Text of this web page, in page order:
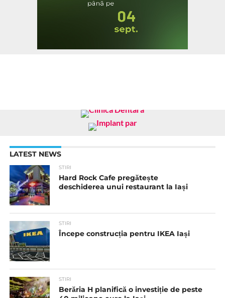
LATEST NEWS
STIRI
Hard Rock Cafe pregătește
deschiderea unui restaurant la Iași
STIRI
Începe construcția pentru IKEA Iași
STIRI
Berăria H planifică o investiție de peste